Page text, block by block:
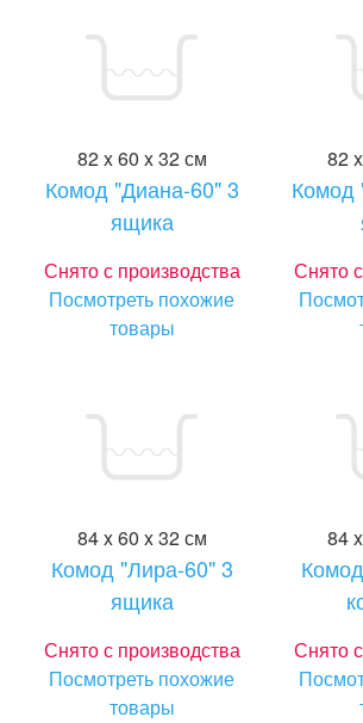
82 x 60 x 32 см
Комод "Диана-60" 3
ящика
Снято с производства
Посмотреть похожие
товары
82
Комод
Снято
84 x 60 x 32 см
Комод "Лира-60" 3
ящика
Снято с производства
Посмотреть похожие
товары
84
Снято